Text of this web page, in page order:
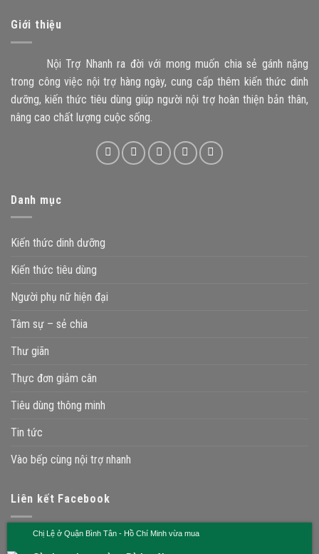
Giới thiệu
Nội Trợ Nhanh ra đời với mong muốn chia sẻ gánh nặng
trong công việc nội trợ hàng ngày, cung cấp thêm kiến thức dinh
dưỡng, kiến thức tiêu dùng giúp người nội trợ hoàn thiện bản thân,
nâng cao chất lượng cuộc sống.
Danh mục
Kiến thức dinh dưỡng
Kiến thức tiêu dùng
Người phụ nữ hiện đại
Tâm sự – sẻ chia
Thư giãn
Thực đơn giảm cân
Tiêu dùng thông minh
Tin tức
Vào bếp cùng nội trợ nhanh
Liên kết Facebook
Chị Lệ ở Quận Bình Tân - Hồ Chí Minh vừa mua